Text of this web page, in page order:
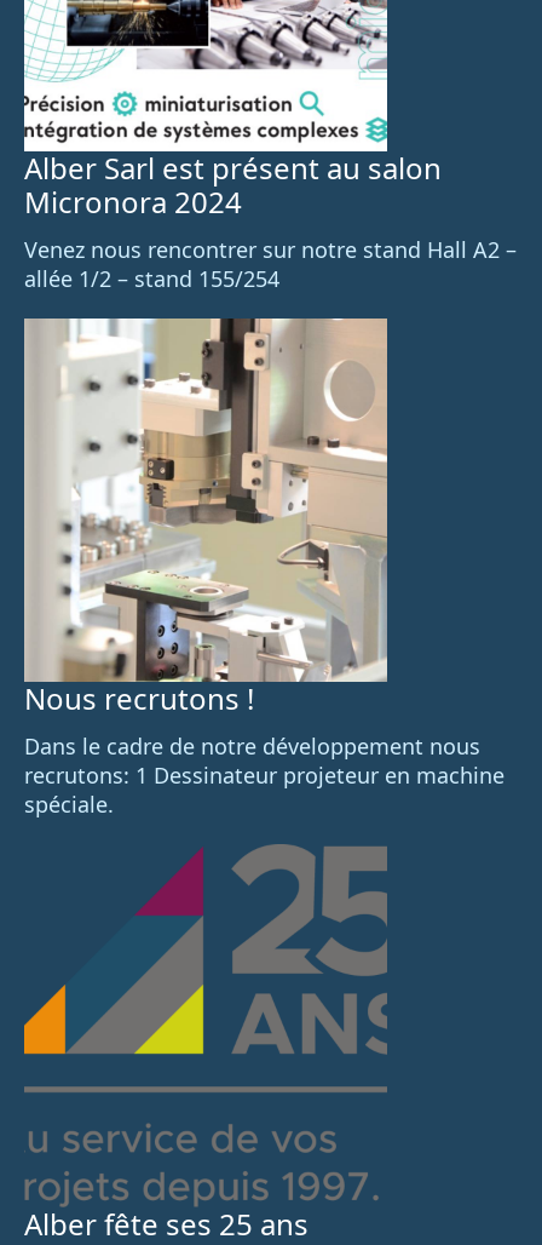
Alber Sarl est présent au salon
Micronora 2024
Venez nous rencontrer sur notre stand Hall A2 –
allée 1/2 – stand 155/254
Nous recrutons !
Dans le cadre de notre développement nous
recrutons: 1 Dessinateur projeteur en machine
spéciale.
Alber fête ses 25 ans